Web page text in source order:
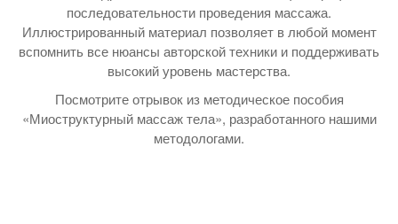
последовательности проведения массажа.
Иллюстрированный материал позволяет в любой момент
вспомнить все нюансы авторской техники и поддерживать
высокий уровень мастерства.
Посмотрите отрывок из методическое пособия
«Миоструктурный массаж тела», разработанного нашими
методологами.